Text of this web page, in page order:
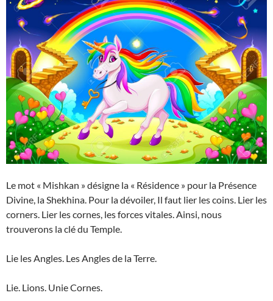
Le mot « Mishkan » désigne la « Résidence » pour la Présence
Divine, la Shekhina. Pour la dévoiler, Il faut lier les coins. Lier les
corners. Lier les cornes, les forces vitales. Ainsi, nous
trouverons la clé du Temple.
Lie les Angles. Les Angles de la Terre.
Lie. Lions. Unie Cornes.